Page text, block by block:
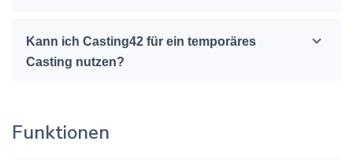
Kann ich Casting42 für ein temporäres
Casting nutzen?
Funktionen